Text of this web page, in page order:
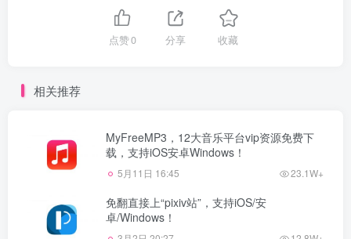
点赞0 分享 收藏
相关推荐
MyFreeMP3，12大音乐平台vip资源免费下
载，支持iOS安卓Windows！
5月11日 16:45 23.1W+
免翻直接上“pixiv站”，支持iOS/安
卓/Windows！